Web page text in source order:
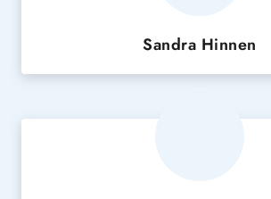
Sandra Hinnen